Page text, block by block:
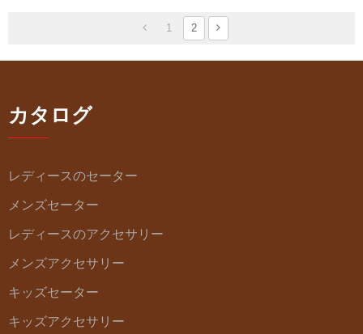
1 2
カタログ
レディースのセーター
メンズセーター
レディースのアクセサリー
メンズアクセサリー
キッズセーター
キッズアクセサリー